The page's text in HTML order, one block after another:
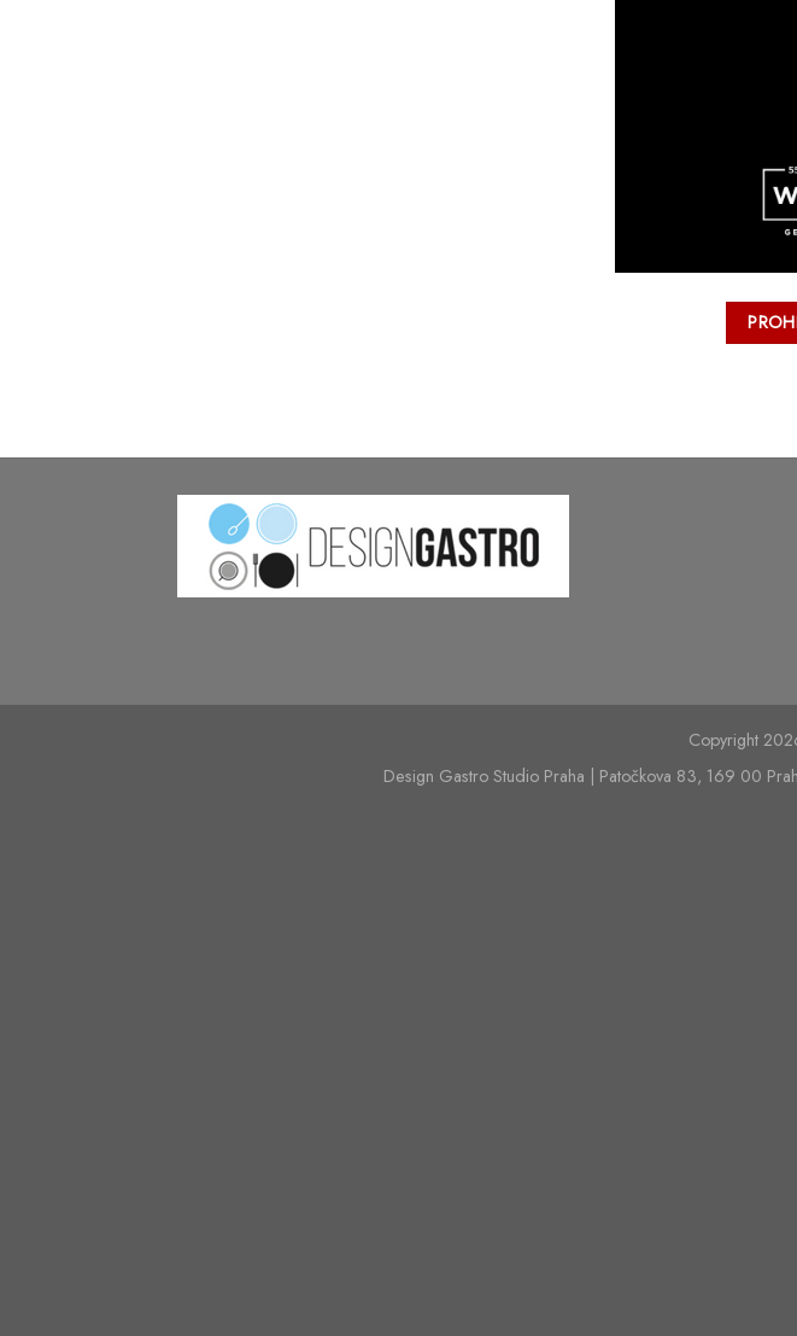
Copyright
Design Gastro Studio Praha | Patočkova 83, 169 00